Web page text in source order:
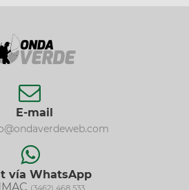
E-mail
vía WhatsApp